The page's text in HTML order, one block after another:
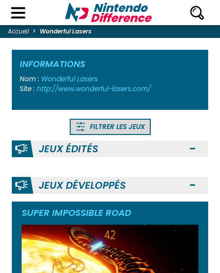
Accueil Wonderful Lasers
INFORMATIONS
Nom : Wonderful Lasers
Site : http://www.wonderful-lasers.com/
FILTRER LES JEUX
JEUX ÉDITÉS
JEUX DÉVELOPPÉS
SUPER IMPOSSIBLE ROA‪D‬